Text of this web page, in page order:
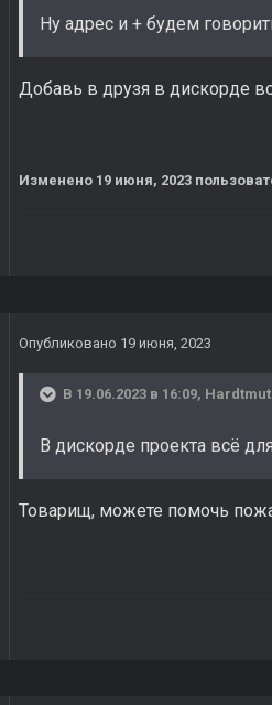
Ну адрес и + будем
Добавь в друзя в дискорде
Изменено 19 июня, 2023
Опубликовано 19 июня, 2023
В 19.06.2023 в 16:09,
В дискорде проекта всё
Товарищ, можете помочь